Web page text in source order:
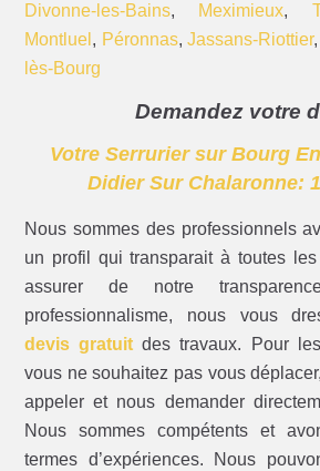
Divonne-les-Bains, Meximieux,
Montluel , Péronnas, Jassans-Riottier
lès-Bourg
Demandez votre
Votre Serrurier sur Bourg
Didier Sur Chalaronne:
Nous sommes des professionnels
un profil qui transparait à toutes
assurer de notre
professionnalisme, nous vous
devis gratuit des travaux. Pour
vous ne souhaitez pas vous
appeler et nous demander
Nous sommes compétents et
termes d’expériences. Nous